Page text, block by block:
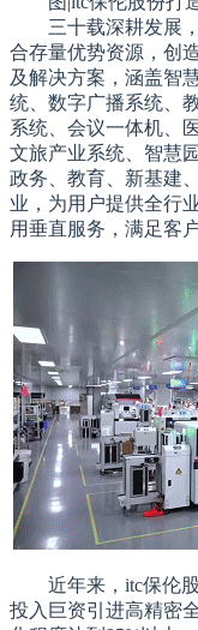
三十载深耕发展
合存量优势资源，创
及解决方案，涵盖智
统、数字广播系统、
系统、会议一体机、
文旅产业系统、智慧
政务、教育、新基建
业，为用户提供全行
用垂直服务，满足客
近年来，itc保伦
投入巨资引进高精密